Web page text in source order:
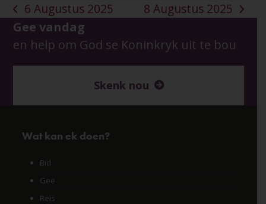
previous
post:
6 Augustus 2025
next
8 Augustus 2025
Gee vandag
en help om God se Koninkryk uit te bou
Skenk nou
Wat kan ek doen?
Bid
Gee
Reis